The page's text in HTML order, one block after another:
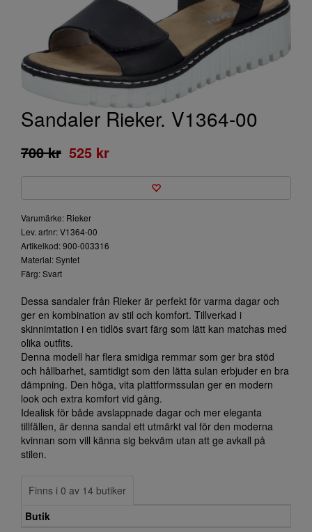
Sandaler Rieker. V1364-00
700 kr 525 kr
Varumärke: Rieker
Lev. artnr: V1364-00
Artikelkod: 900-003316
Material: Syntet
Färg: Svart
Dessa sandaler från Rieker är perfekt för varma dagar och
ger en kombination av stil och komfort. Tillverkad i
skinnimtation i en tidlös svart färg som lätt kan matchas med
olika outfits.
Denna modell har flera smidiga remmar som ger bra stöd
och hållbarhet, samtidigt som den lätta sulan erbjuder en bra
dämpning. Den höga, vita plattformssulan ger en modern
look och extra komfort vid gång.
Idealisk för både avslappnade dagar och mer eleganta
tillfällen, är denna sandal ett utmärkt val för den moderna
kvinnan som vill känna sig bekväm utan att ge avkall på
stilen.
Finns i 0 av 14 butiker
Butik